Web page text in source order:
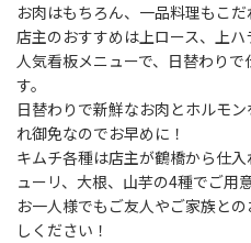
お肉はもちろん、一品料理もこ
店主のおすすめは上ロース、上
人気看板メニューで、日替わり
す。
日替わりで新鮮なお肉とホルモ
れ御免なのでお早めに！
キムチ各種は店主が鶴橋から仕
ューリ、大根、山芋の4種でご用
お一人様でもご友人やご家族と
しください！